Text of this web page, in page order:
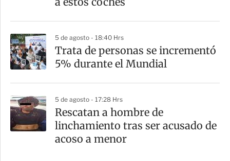
5 de agosto - 18:40 Hrs
Trata de personas se incrementó
5% durante el Mundial
5 de agosto - 17:28 Hrs
Rescatan a hombre de
linchamiento tras ser acusado de
acoso a menor